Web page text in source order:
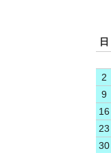
日
2
9
16
23
30